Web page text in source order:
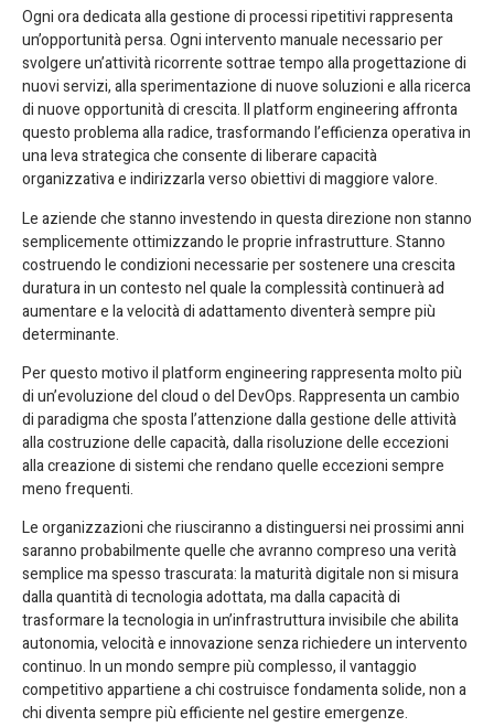
Ogni ora dedicata alla gestione di processi ripetitivi rappresenta
un’opportunità persa. Ogni intervento manuale necessario per
svolgere un’attività ricorrente sottrae tempo alla progettazione di
nuovi servizi, alla sperimentazione di nuove soluzioni e alla ricerca
di nuove opportunità di crescita. Il platform engineering affronta
questo problema alla radice, trasformando l’efficienza operativa in
una leva strategica che consente di liberare capacità
organizzativa e indirizzarla verso obiettivi di maggiore valore.
Le aziende che stanno investendo in questa direzione non stanno
semplicemente ottimizzando le proprie infrastrutture. Stanno
costruendo le condizioni necessarie per sostenere una crescita
duratura in un contesto nel quale la complessità continuerà ad
aumentare e la velocità di adattamento diventerà sempre più
determinante.
Per questo motivo il platform engineering rappresenta molto più
di un’evoluzione del cloud o del DevOps. Rappresenta un cambio
di paradigma che sposta l’attenzione dalla gestione delle attività
alla costruzione delle capacità, dalla risoluzione delle eccezioni
alla creazione di sistemi che rendano quelle eccezioni sempre
meno frequenti.
Le organizzazioni che riusciranno a distinguersi nei prossimi anni
saranno probabilmente quelle che avranno compreso una verità
semplice ma spesso trascurata: la maturità digitale non si misura
dalla quantità di tecnologia adottata, ma dalla capacità di
trasformare la tecnologia in un’infrastruttura invisibile che abilita
autonomia, velocità e innovazione senza richiedere un intervento
continuo. In un mondo sempre più complesso, il vantaggio
competitivo appartiene a chi costruisce fondamenta solide, non a
chi diventa sempre più efficiente nel gestire emergenze.